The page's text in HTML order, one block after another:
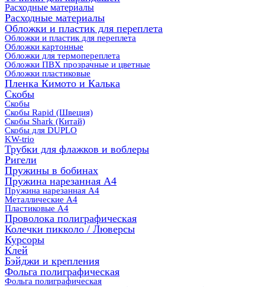
Расходные материалы
Расходные материалы
Обложки и пластик для переплета
Обложки и пластик для переплета
Обложки картонные
Обложки для термопереплета
Обложки ПВХ прозрачные и цветные
Обложки пластиковые
Пленка Кимото и Калька
Скобы
Скобы
Скобы Rapid (Швеция)
Скобы Shark (Китай)
Скобы для DUPLO
KW-trio
Трубки для флажков и воблеры
Ригели
Пружины в бобинах
Пружина нарезанная А4
Пружина нарезанная А4
Металлические А4
Пластиковые А4
Проволока полиграфическая
Колечки пикколо / Люверсы
Курсоры
Клей
Бэйджи и крепления
Фольга полиграфическая
Фольга полиграфическая